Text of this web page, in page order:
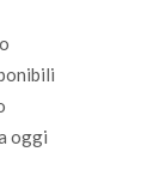
oggi